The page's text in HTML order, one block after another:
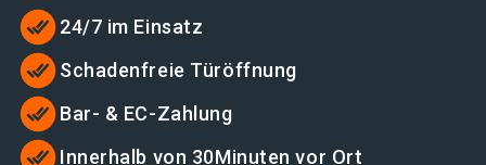
24/7 im Einsatz
Schadenfreie Türöffnung
Bar- & EC-Zahlung
Innerhalb von 30Minuten vor Ort